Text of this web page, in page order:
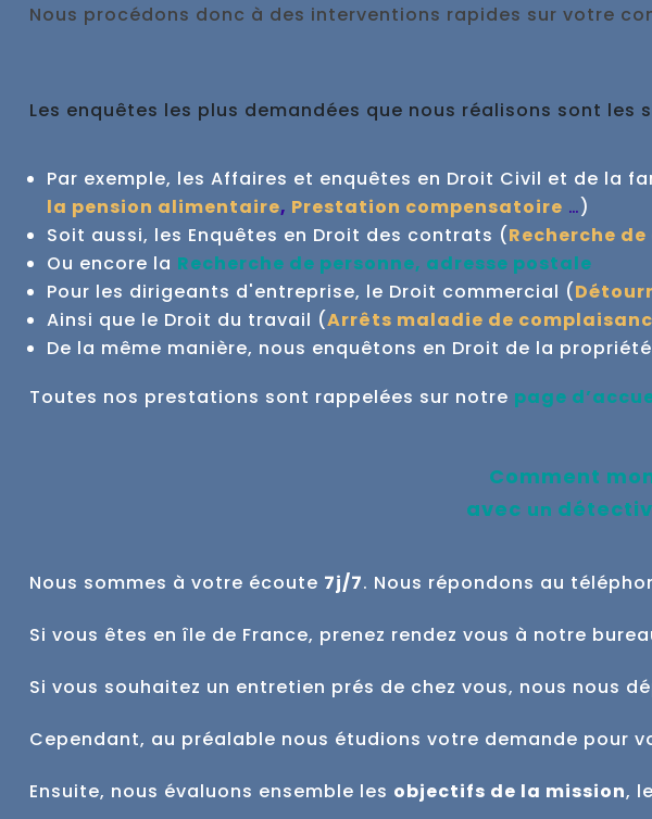
Nous procédons donc à des interventions rapides sur votre
Les enquêtes les plus demandées que nous réalisons sont les
Par exemple, les Affaires et enquêtes en Droit Civil et de la
la pension alimentaire, Prestation compensatoire …)
Soit aussi, les Enquêtes en Droit des contrats (Recherche
Ou encore la Recherche de personne, adresse postale
Pour les dirigeants d'entreprise, le Droit commercial (
Ainsi que le Droit du travail (Arrêts maladie de
De la même manière, nous enquêtons en Droit de la
Toutes nos prestations sont rappelées sur notre page
Comment
avec un
Nous sommes à votre écoute 7j/7. Nous répondons au
Si vous êtes en île de France, prenez rendez vous à notre
Si vous souhaitez un entretien prés de chez vous, nous nous
Cependant, au préalable nous étudions votre demande pour
Ensuite, nous évaluons ensemble les objectifs de la mission, le